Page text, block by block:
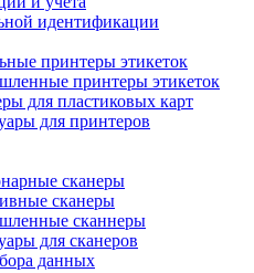
идентификации
принтеры этикеток
принтеры этикеток
для пластиковых карт
для принтеров
сканеры
сканеры
сканнеры
для сканеров
данных